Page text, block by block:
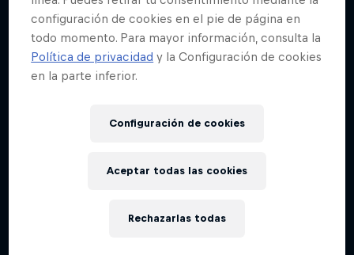
configuración de cookies en el pie de página en
todo momento. Para mayor información, consulta la
Política de privacidad y la Configuración de cookies
en la parte inferior.
Configuración de cookies
Rechazarlas todas
Aceptar todas las cookies